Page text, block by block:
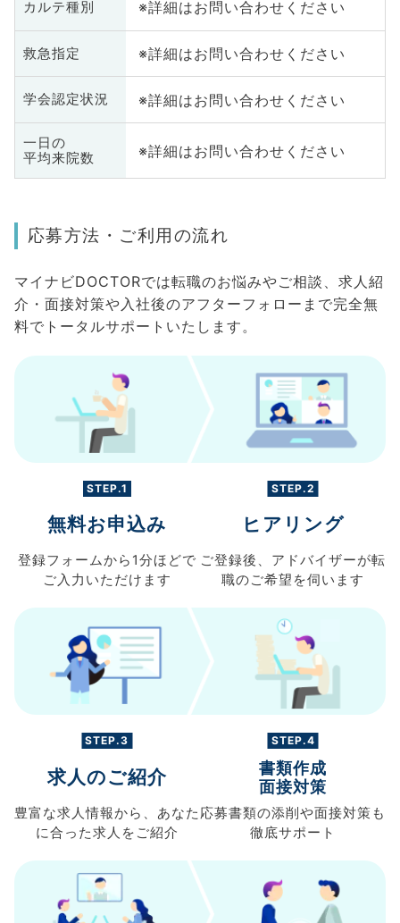
カルテ種別 ※詳細はお問い合わせください
救急指定 ※詳細はお問い合わせください
学会認定状況 ※詳細はお問い合わせください
一日の
平均来院数
※詳細はお問い合わせください
応募方法・ご利用の流れ
マイナビDOCTORでは転職のお悩みやご相談、求人紹
介・面接対策や入社後のアフターフォローまで完全無
料でトータルサポートいたします。
STEP.1
無料お申込み
登録フォームから 1分ほどで
ご入力 いただけます
STEP.2
ヒアリング
ご登録後、 アドバイザーが転
職のご希望を伺います
STEP.3
求人のご紹介
豊富な求人情報から、 あなた
に合った求人を ご紹介
STEP.4
書類作成
面接対策
応募書類の添削や面接対策も
徹底サポート